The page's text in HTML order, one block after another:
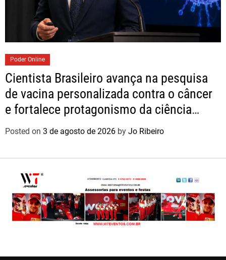
Poder Online
Cientista Brasileiro avança na pesquisa
de vacina personalizada contra o câncer
e fortalece protagonismo da ciência
nacional
Posted on 3 de agosto de 2026 by Jo Ribeiro